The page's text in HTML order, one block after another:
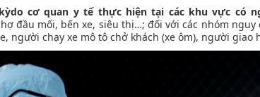
do cơ quan y tế thực hiện tại các khu vực có
đầu mối, bến xe, siêu thị…; đối với các nhóm
người chạy xe mô tô chở khách (xe ôm), người giao